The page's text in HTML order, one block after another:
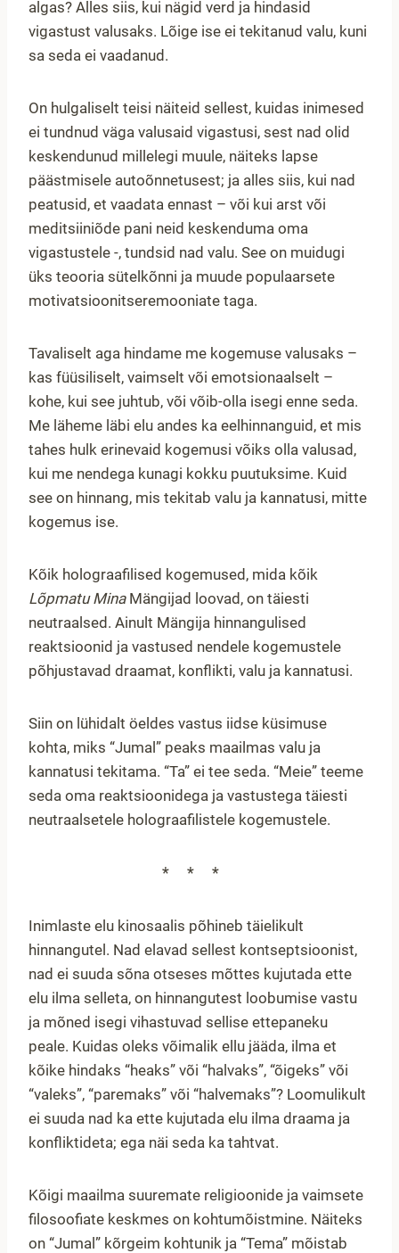
algas? Alles siis, kui nägid verd ja hindasid
vigastust valusaks. Lõige ise ei tekitanud valu, kuni
sa seda ei vaadanud.
On hulgaliselt teisi näiteid sellest, kuidas inimesed
ei tundnud väga valusaid vigastusi, sest nad olid
keskendunud millelegi muule, näiteks lapse
päästmisele autoõnnetusest; ja alles siis, kui nad
peatusid, et vaadata ennast – või kui arst või
meditsiiniõde pani neid keskenduma oma
vigastustele -, tundsid nad valu. See on muidugi
üks teooria sütelkõnni ja muude populaarsete
motivatsioonitseremooniate taga.
Tavaliselt aga hindame me kogemuse valusaks –
kas füüsiliselt, vaimselt või emotsionaalselt –
kohe, kui see juhtub, või võib-olla isegi enne seda.
Me läheme läbi elu andes ka eelhinnanguid, et mis
tahes hulk erinevaid kogemusi võiks olla valusad,
kui me nendega kunagi kokku puutuksime. Kuid
see on hinnang, mis tekitab valu ja kannatusi, mitte
kogemus ise.
Kõik holograafilised kogemused, mida kõik
Lõpmatu MinaMängijad loovad, on täiesti
neutraalsed. Ainult Mängija hinnangulised
reaktsioonid ja vastused nendele kogemustele
põhjustavad draamat, konflikti, valu ja kannatusi.
Siin on lühidalt öeldes vastus iidse küsimuse
kohta, miks “Jumal” peaks maailmas valu ja
kannatusi tekitama. “Ta” ei tee seda. “Meie” teeme
seda oma reaktsioonidega ja vastustega täiesti
neutraalsetele holograafilistele kogemustele.
***
Inimlaste elu kinosaalis põhineb täielikult
hinnangutel. Nad elavad sellest kontseptsioonist,
nad ei suuda sõna otseses mõttes kujutada ette
elu ilma selleta, on hinnangutest loobumise vastu
ja mõned isegi vihastuvad sellise ettepaneku
peale. Kuidas oleks võimalik ellu jääda, ilma et
kõike hindaks “heaks” või “halvaks”, “õigeks” või
“valeks”, “paremaks” või “halvemaks”? Loomulikult
ei suuda nad ka ette kujutada elu ilma draama ja
konfliktideta; ega näi seda ka tahtvat.
Kõigi maailma suuremate religioonide ja vaimsete
filosoofiate keskmes on kohtumõistmine. Näiteks
on “Jumal” kõrgeim kohtunik ja “Tema” mõistab